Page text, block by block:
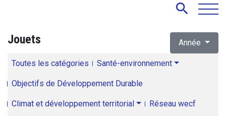
search
Jouets Année
Toutes les catégories Santé-environnement
Objectifs de Développement Durable
Climat et développement territorial Réseau wecf